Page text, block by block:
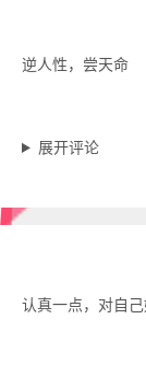
逆人性，尝天命
展开评论
认真一点，对自